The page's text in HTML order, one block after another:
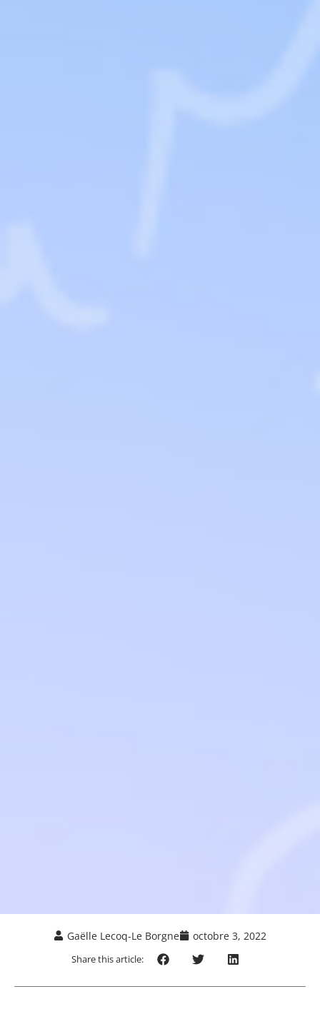
Gaëlle Lecoq-Le Borgne octobre 3, 2022
Share this article: